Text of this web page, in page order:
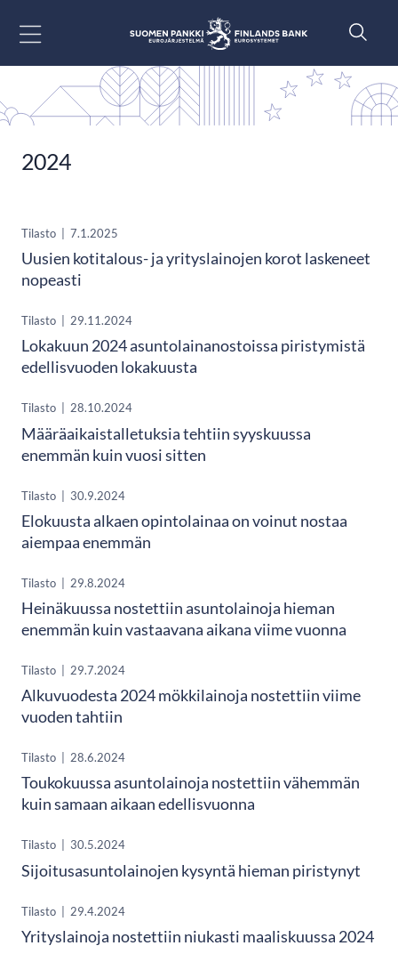
2024
Tilasto 7.1.2025
Uusien kotitalous- ja yrityslainojen korot laskeneet
nopeasti
Tilasto 29.11.2024
Lokakuun 2024 asuntolainanostoissa piristymistä
edellisvuoden lokakuusta
Tilasto 28.10.2024
Määräaikaistalletuksia tehtiin syyskuussa
enemmän kuin vuosi sitten
Tilasto | 30.9.2024
Elokuusta alkaen opintolainaa on voinut nostaa
aiempaa enemmän
Tilasto 29.8.2024
Heinäkuussa nostettiin asuntolainoja hieman
enemmän kuin vastaavana aikana viime vuonna
Tilasto 29.7.2024
Alkuvuodesta 2024 mökkilainoja nostettiin viime
vuoden tahtiin
Tilasto 28.6.2024
Toukokuussa asuntolainoja nostettiin vähemmän
kuin samaan aikaan edellisvuonna
Tilasto 30.5.2024
Sijoitusasuntolainojen kysyntä hieman piristynyt
Tilasto | 29.4.2024
Yrityslainoja nostettiin niukasti maaliskuussa 2024